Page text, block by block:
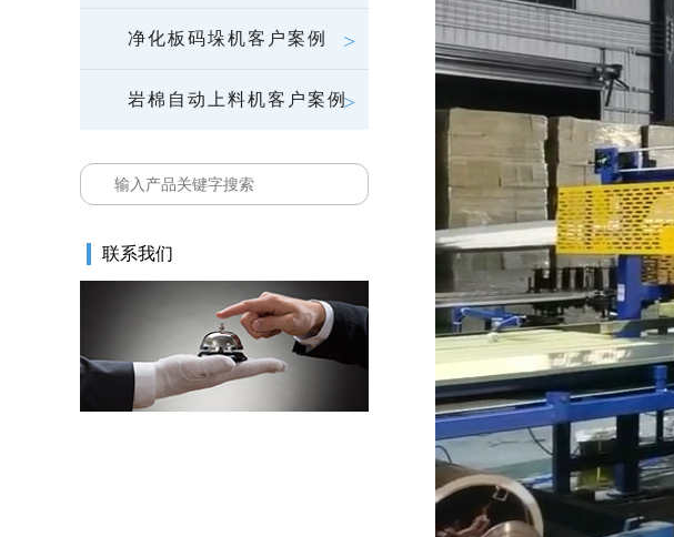
净化板码垛机客户案例
岩棉自动上料机客户案例
联系我们